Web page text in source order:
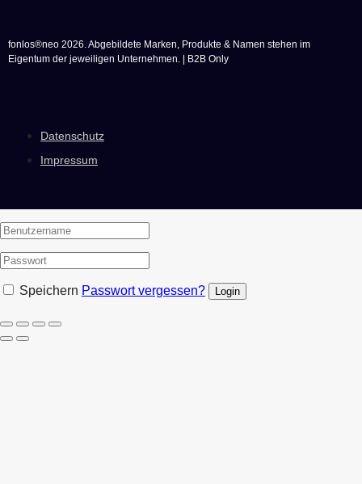
fonlos®neo 2026. Abgebildete Marken, Produkte & Namen stehen im
Eigentum der jeweiligen Unternehmen. | B2B Only
Datenschutz
Impressum
Speichern Passwort vergessen?